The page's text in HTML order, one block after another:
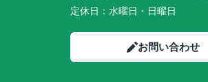
定休日： 水曜日・日曜日
お問い合わせ